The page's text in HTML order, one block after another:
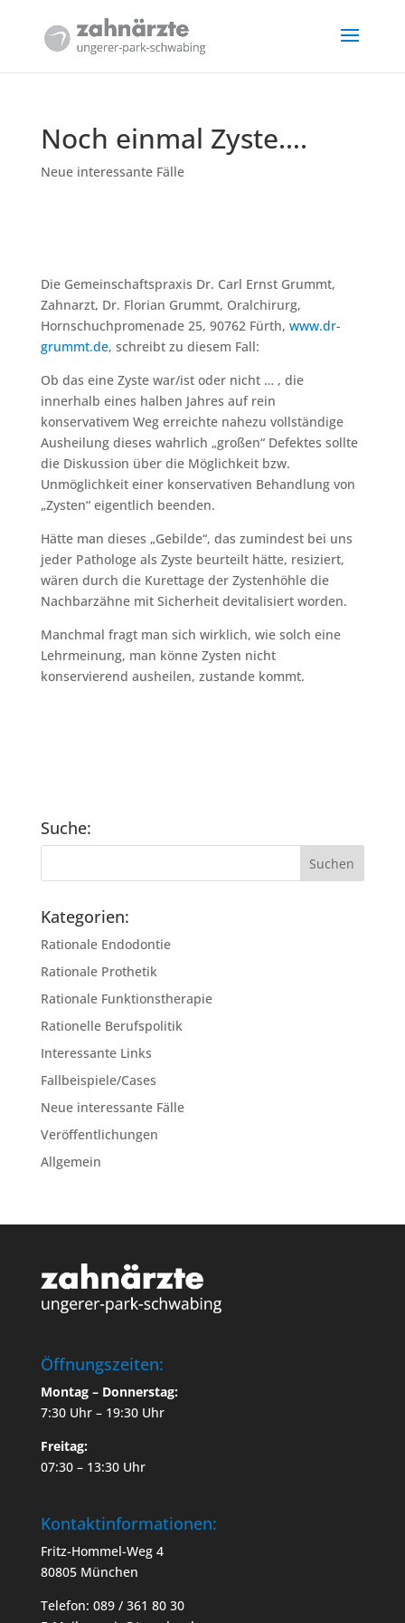
Noch einmal Zyste….
Neue interessante Fälle
Die Gemeinschaftspraxis Dr. Carl Ernst Grummt,
Zahnarzt, Dr. Florian Grummt, Oralchirurg,
Hornschuchpromenade 25, 90762 Fürth, www.dr-
grummt.de, schreibt zu diesem Fall:
Ob das eine Zyste war/ist oder nicht … , die
innerhalb eines halben Jahres auf rein
konservativem Weg erreichte nahezu vollständige
Ausheilung dieses wahrlich „großen“ Defektes sollte
die Diskussion über die Möglichkeit bzw.
Unmöglichkeit einer konservativen Behandlung von
„Zysten“ eigentlich beenden.
Hätte man dieses „Gebilde“, das zumindest bei uns
jeder Pathologe als Zyste beurteilt hätte, resiziert,
wären durch die Kurettage der Zystenhöhle die
Nachbarzähne mit Sicherheit devitalisiert worden.
Manchmal fragt man sich wirklich, wie solch eine
Lehrmeinung, man könne Zysten nicht
konservierend ausheilen, zustande kommt.
Suche:
Kategorien:
Rationale Endodontie
Rationale Prothetik
Rationale Funktionstherapie
Rationelle Berufspolitik
Interessante Links
Fallbeispiele/Cases
Neue interessante Fälle
Veröffentlichungen
Allgemein
Öffnungszeiten:
Montag – Donnerstag:
7:30 Uhr – 19:30 Uhr
Freitag:
07:30 – 13:30 Uhr
Kontaktinformationen:
Fritz-Hommel-Weg 4
80805 München
Telefon: 089 / 361 80 30